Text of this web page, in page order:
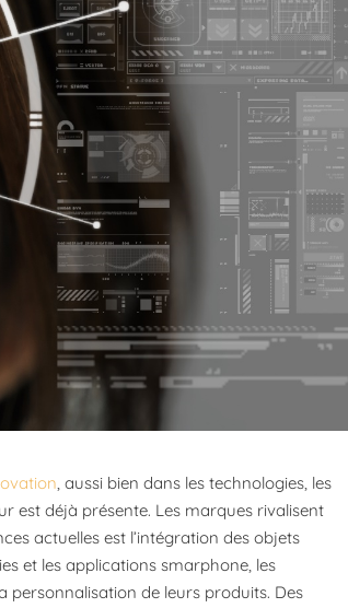
, aussi bien dans les technologies, les
est déjà présente. Les marques rivalisent
actuelles est l’intégration des objets
et les applications smarphone, les
personnalisation de leurs produits. Des